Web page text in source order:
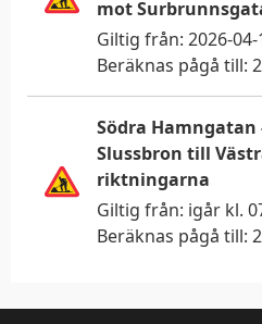
bättre upplevelse.
inställningar påkak-
Visa detaljer
mot
Giltig från: 2026-
Beräknas pågå till:
Södra Hamngatan
Slussbron till
riktningarna
Giltig från: igår kl.
Beräknas pågå till: